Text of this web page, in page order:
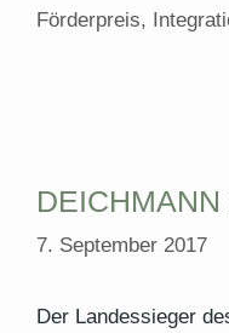
Förderpreis,
7. September 2017
Der Landessieger